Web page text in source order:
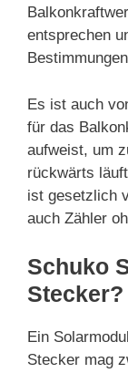
entsprechen
Es ist auch
für das
aufweist, um
rückwärts
ist gesetzlich
auch Zähler
Schuko
Stecker?
Ein
Stecker mag